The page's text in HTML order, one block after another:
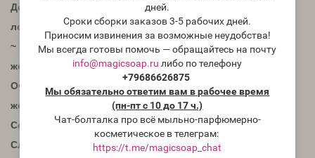
дней.
Сроки сборки заказов 3-5 рабочих дней.
Приносим извинения за возможные неудобства!
Мы всегда готовы помочь — обращайтесь на почту
info@magicsoap.ru либо по телефону
+79686626875
Мы обязательно ответим вам в рабочее время
(пн-пт с 10 до 17 ч.)
Чат-болталка про всё мыльно-парфюмерно-
косметическое в телеграм:
https://t.me/magicsoap_chat
Доза использования в мылах из основы: 0,5 чайных
ложки на 450 г основы.
~ Можно добавить больше или меньше для достижения
желаемого цвета.
Очень важно начать с белой основы. Мыльные масла
желтого или зеленого цвета повлияют на любой цвет.
Состав:
Слюда, диоксид титана, синий ультрамарин